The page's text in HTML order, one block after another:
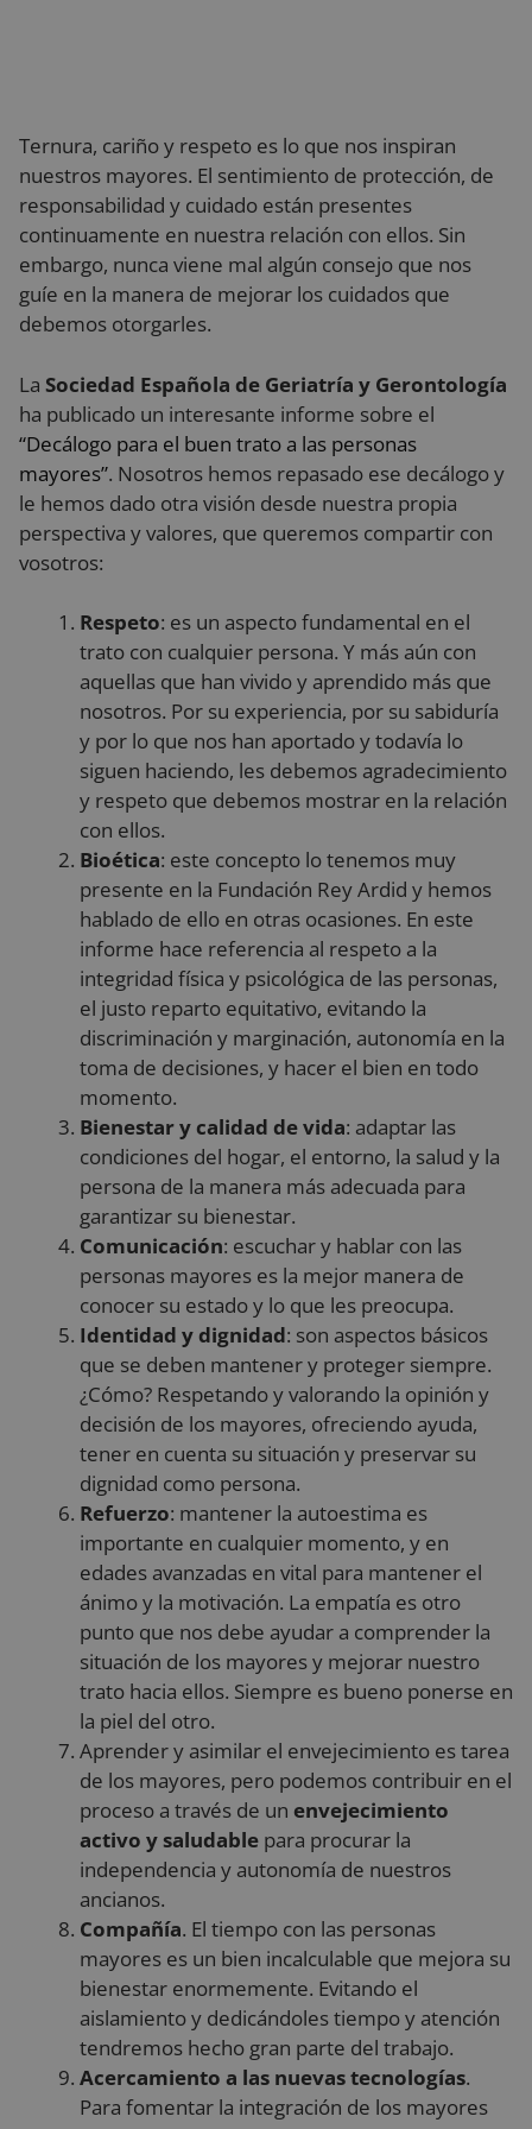
Ternura, cariño y respeto es lo que nos inspiran
nuestros mayores. El sentimiento de protección, de
responsabilidad y cuidado están presentes
continuamente en nuestra relación con ellos. Sin
embargo, nunca viene mal algún consejo que nos
guíe en la manera de mejorar los cuidados que
debemos otorgarles.
La Sociedad Española de Geriatría y Gerontología
ha publicado un interesante informe sobre el
“Decálogo para el buen trato a las personas
mayores”. Nosotros hemos repasado ese decálogo y
le hemos dado otra visión desde nuestra propia
perspectiva y valores, que queremos compartir con
vosotros:
Respeto: es un aspecto fundamental en el
trato con cualquier persona. Y más aún con
aquellas que han vivido y aprendido más que
nosotros. Por su experiencia, por su sabiduría
y por lo que nos han aportado y todavía lo
siguen haciendo, les debemos agradecimiento
y respeto que debemos mostrar en la relación
con ellos.
Bioética: este concepto lo tenemos muy
presente en la Fundación Rey Ardid y hemos
hablado de ello en otras ocasiones. En este
informe hace referencia al respeto a la
integridad física y psicológica de las personas,
el justo reparto equitativo, evitando la
discriminación y marginación, autonomía en la
toma de decisiones, y hacer el bien en todo
momento.
Bienestar y calidad de vida: adaptar las
condiciones del hogar, el entorno, la salud y la
persona de la manera más adecuada para
garantizar su bienestar.
Comunicación: escuchar y hablar con las
personas mayores es la mejor manera de
conocer su estado y lo que les preocupa.
Identidad y dignidad: son aspectos básicos
que se deben mantener y proteger siempre.
¿Cómo? Respetando y valorando la opinión y
decisión de los mayores, ofreciendo ayuda,
tener en cuenta su situación y preservar su
dignidad como persona.
Refuerzo: mantener la autoestima es
importante en cualquier momento, y en
edades avanzadas en vital para mantener el
ánimo y la motivación. La empatía es otro
punto que nos debe ayudar a comprender la
situación de los mayores y mejorar nuestro
trato hacia ellos. Siempre es bueno ponerse en
la piel del otro.
Aprender y asimilar el envejecimiento es tarea
de los mayores, pero podemos contribuir en el
proceso a través de un envejecimiento
activo y saludable para procurar la
independencia y autonomía de nuestros
ancianos.
Compañía. El tiempo con las personas
mayores es un bien incalculable que mejora su
bienestar enormemente. Evitando el
aislamiento y dedicándoles tiempo y atención
tendremos hecho gran parte del trabajo.
Acercamiento a las nuevas tecnologías.
Para fomentar la integración de los mayores